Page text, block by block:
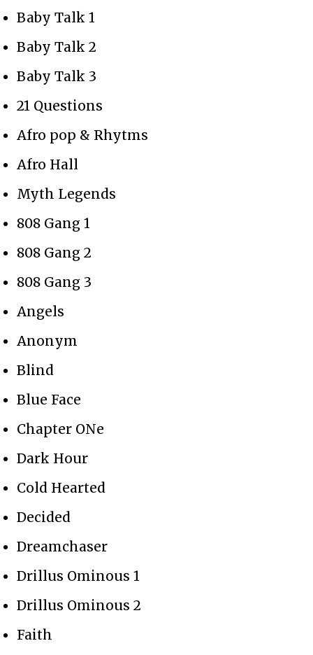
Baby Talk 1
Baby Talk 2
Baby Talk 3
21 Questions
Afro pop & Rhytms
Afro Hall
Myth Legends
808 Gang 1
808 Gang 2
808 Gang 3
Angels
Anonym
Blind
Blue Face
Chapter ONe
Dark Hour
Cold Hearted
Decided
Dreamchaser
Drillus Ominous 1
Drillus Ominous 2
Faith